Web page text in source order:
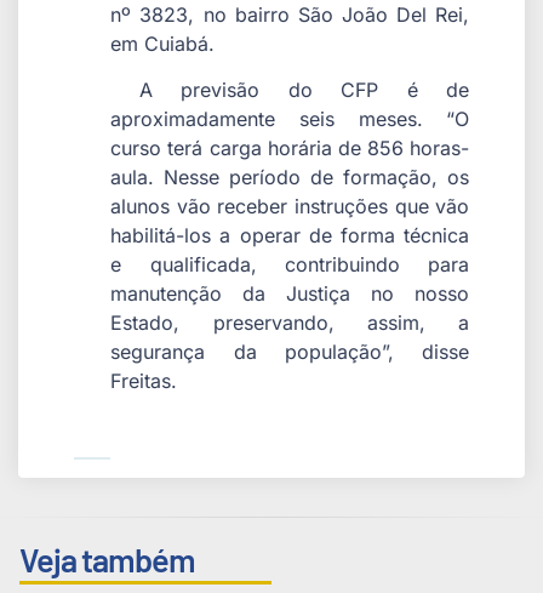
nº 3823, no bairro São João Del Rei,
em Cuiabá.
A previsão do CFP é de
aproximadamente seis meses. “O
curso terá carga horária de 856 horas-
aula. Nesse período de formação, os
alunos vão receber instruções que vão
habilitá-los a operar de forma técnica
e qualificada, contribuindo para
manutenção da Justiça no nosso
Estado, preservando, assim, a
segurança da população”, disse
Freitas.
Veja também